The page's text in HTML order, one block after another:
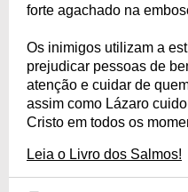
forte agachado na
Os inimigos utilizam a
prejudicar pessoas de
atenção e cuidar de
assim como Lázaro
Cristo em todos os
Leia o Livro dos Salmos!